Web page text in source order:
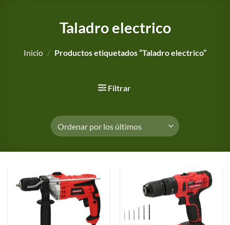
Taladro electrico
Inicio / Productos etiquetados “Taladro electrico”
Filtrar